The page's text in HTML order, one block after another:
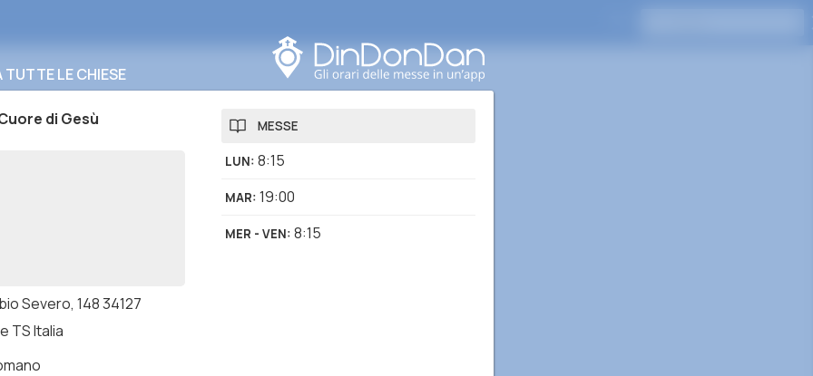
LE CHIESE
di Gesù
Severo, 148 34127
TS Italia
MESSE
LUN: 8:15
MAR: 19:00
MER - VEN: 8:15